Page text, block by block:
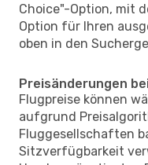
Choice"-Option, mit
Option für Ihren
oben in den
Preisänderungen
Flugpreise können
aufgrund
Fluggesellschaften
Sitzverfügbarkeit